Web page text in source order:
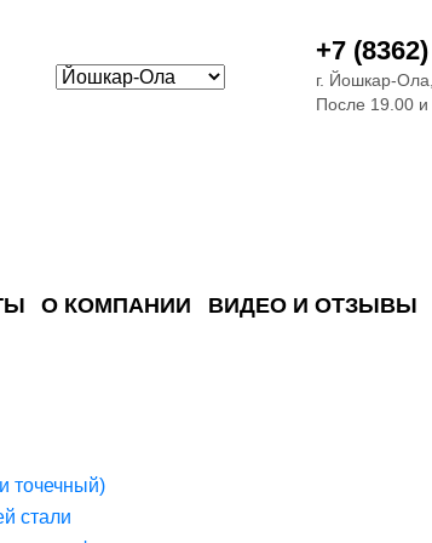
+7
г. Йошкар-
После 19.00
О КОМПАНИИ ВИДЕО И ОТЗЫВЫ
точечный)
стали